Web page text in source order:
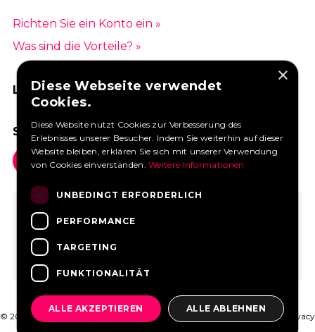
Richten Sie ein Konto ein »
Was sind die Vorteile? »
LIKEN SIE UNS AUF FACEBOOK
SOCIAL MEDIA
© 2026 FoodtruckBooking.com | Allgemeine Geschäftsbedingungen | Privacy
×
Diese Webseite verwendet
Cookies.
Diese Website nutzt Cookies zur Verbesserung des
Erlebnisses unserer Besucher. Indem Sie weiterhin auf dieser
Website bleiben, erklären Sie sich mit unserer Verwendung
von Cookies einverstanden.Weitere Informationen
UNBEDINGT ERFORDERLICH
PERFORMANCE
TARGETING
FUNKTIONALITÄT
ALLE AKZEPTIEREN ALLE ABLEHNEN